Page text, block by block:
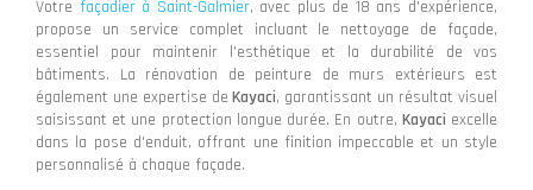
Votre façadier à Saint-Galmier, avec plus de 18 ans d'expérience,
propose un service complet incluant le nettoyage de façade,
essentiel pour maintenir l'esthétique et la durabilité de vos
bâtiments. La rénovation de peinture de murs extérieurs est
également une expertise de Kayaci, garantissant un résultat visuel
saisissant et une protection longue durée. En outre, Kayaci excelle
dans la pose d'enduit, offrant une finition impeccable et un style
personnalisé à chaque façade.